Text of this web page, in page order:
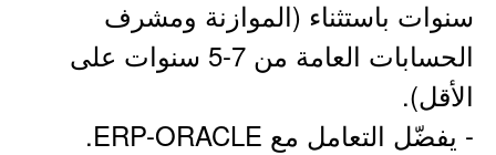
سنوات باستثناء (الموازنة ومشرف
الحسابات العامة من 7-5 سنوات على
الأقل).
- يفضّل التعامل مع ERP-ORACLE.